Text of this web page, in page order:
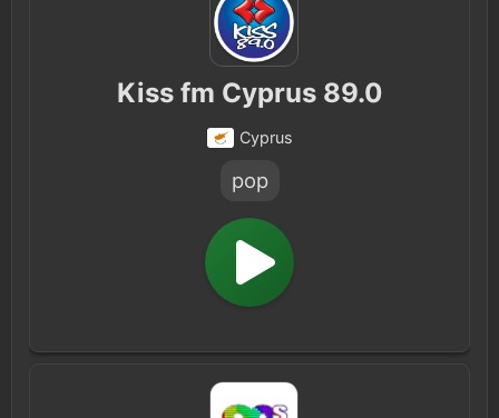
Kiss fm Cyprus 89.0
Cyprus
pop